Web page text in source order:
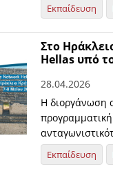
Εκπαίδευση
Στο
Hellas υπό
28.04.2026
Η διοργάνωση
Εκπαίδευση